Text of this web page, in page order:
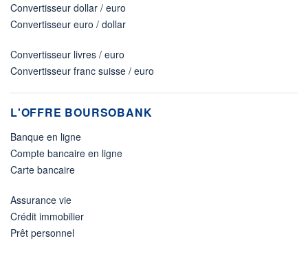
Convertisseur dollar / euro
Convertisseur euro / dollar
Convertisseur livres / euro
Convertisseur franc suisse / euro
L'OFFRE BOURSOBANK
Banque en ligne
Compte bancaire en ligne
Carte bancaire
Assurance vie
Crédit immobilier
Prêt personnel